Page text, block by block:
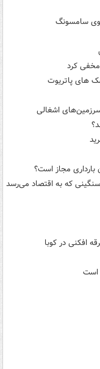
سامسونگ
کرد
های پاتریوت
اشغالی
بارداری مجاز است؟
که به اقتصاد می‌رسد
افکنی در کوبا
است